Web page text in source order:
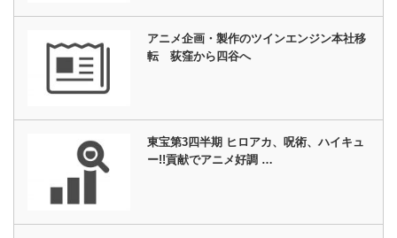
アニメ企画・製作のツインエンジン本社移
転 荻窪から四谷へ
東宝第3四半期 ヒロアカ、呪術、ハイキュ
ー!!貢献でアニメ好調 …